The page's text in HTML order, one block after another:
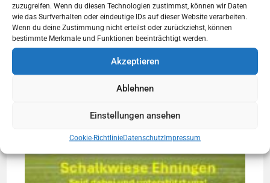
zuzugreifen. Wenn du diesen Technologien zustimmst, können wir Daten
wie das Surfverhalten oder eindeutige IDs auf dieser Website verarbeiten.
Wenn du deine Zustimmung nicht erteilst oder zurückziehst, können
bestimmte Merkmale und Funktionen beeinträchtigt werden.
Akzeptieren
Ablehnen
Einstellungen ansehen
Cookie-RichtlinieDatenschutzImpressum